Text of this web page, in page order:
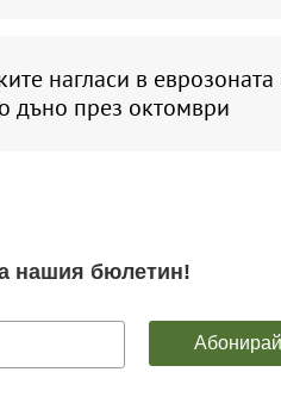
нагласи в еврозоната
дъно през октомври